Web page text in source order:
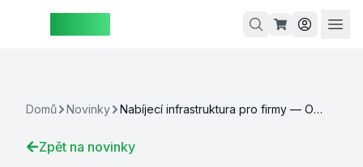
Košík je
Domů Novinky Nabíjecí infrastruktura pro firmy — OCPP řešení od ZAspot
Zpět na novinky